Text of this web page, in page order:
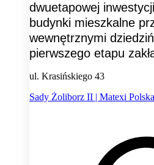
dwuetapowej
budynki mieszkalne
wewnętrznymi
pierwszego etapu
ul. Krasińskiego 43
Sady Żoliborz II | Matexi